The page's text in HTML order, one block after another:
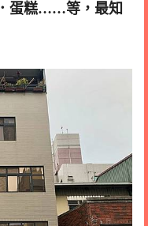
蛋糕……等，最知